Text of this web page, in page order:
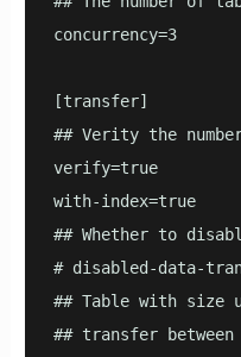
concurrency=3
[transfer]
## Verity the
verify=true
with-index=true
## Whether to
# disabled-data-
## Table with size
## transfer